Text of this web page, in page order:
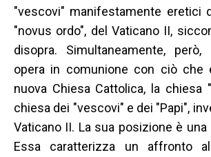
"vescovi" manifestamente eretici
"novus ordo", del Vaticano II,
disopra. Simultaneamente,
opera in comunione con ciò che
nuova Chiesa Cattolica, la chiesa
chiesa dei "vescovi" e dei "Papi",
Vaticano II. La sua posizione è
Essa caratterizza un affronto